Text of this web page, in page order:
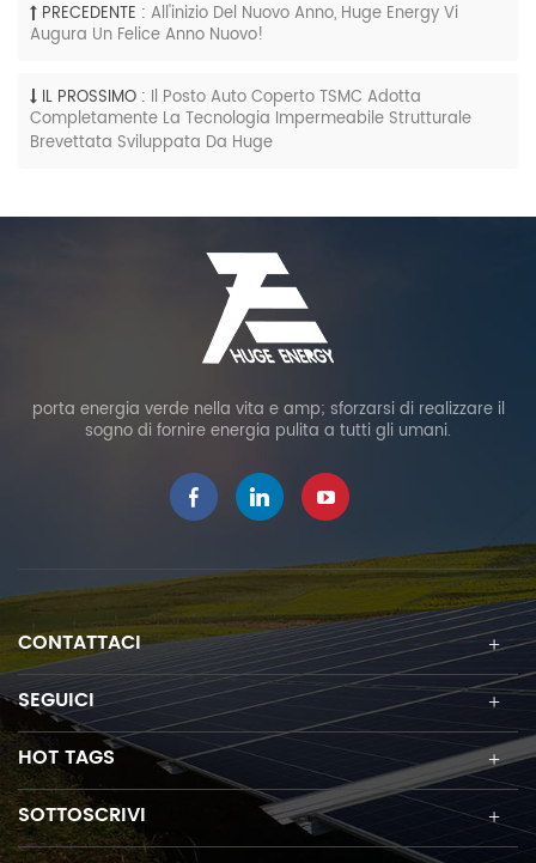
PRECEDENTE : All'inizio Del Nuovo Anno, Huge Energy Vi
Augura Un Felice Anno Nuovo!
IL PROSSIMO : Il Posto Auto Coperto TSMC Adotta
Completamente La Tecnologia Impermeabile Strutturale
Brevettata Sviluppata Da Huge
porta energia verde nella vita e amp; sforzarsi di realizzare il
sogno di fornire energia pulita a tutti gli umani.
CONTATTACI
SEGUICI
HOT TAGS
SOTTOSCRIVI